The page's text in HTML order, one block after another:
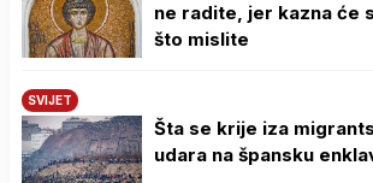
ne radite, jer kazna će
što mislite
SVIJET
Šta se krije iza
udara na špansku